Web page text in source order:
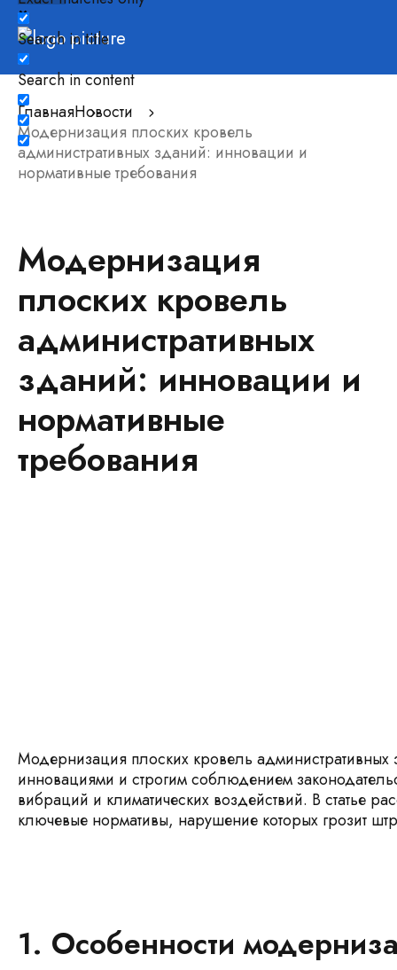
Search in title
Search in content
ГлавнаяНовости
Модернизация плоских кровель
административных зданий: инновации и
нормативные требования
Модернизация
плоских кровель
административных
зданий: инновации и
нормативные
требования
Модернизация плоских кровель
инновациями и строгим соблюдением
вибраций и климатических воздействий. В статье
ключевые нормативы, нарушение которых грозит
1. Особенности